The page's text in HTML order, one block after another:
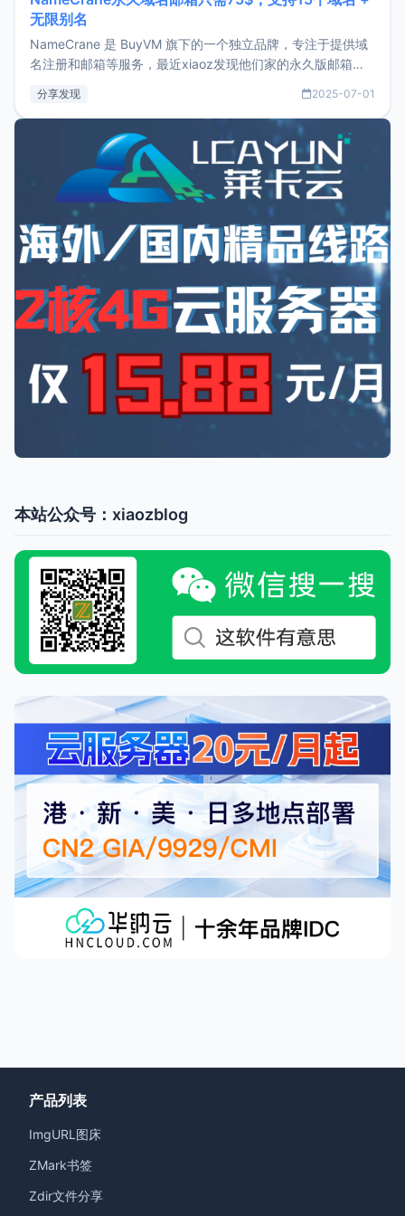
无限别名
NameCrane 是 BuyVM 旗下的一个独立品牌，专注于提供域
名注册和邮箱等服务，最近xiaoz发现他们家的永久版邮箱服
又实惠的域名邮箱，不妨尝试一下 NameCrane。注册
NameCraneNameCrane不支持直接注册，必须要购买
分享发现 2025-07-01
本站公众号：xiaozblog
产品列表
ImgURL图床
ZMark书签
Zdir文件分享